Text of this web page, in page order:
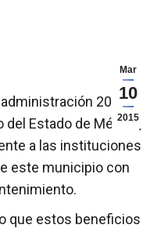
Mar
10
2015
2013 –
del Estado de México,
a las instituciones
este municipio con
que estos beneficios